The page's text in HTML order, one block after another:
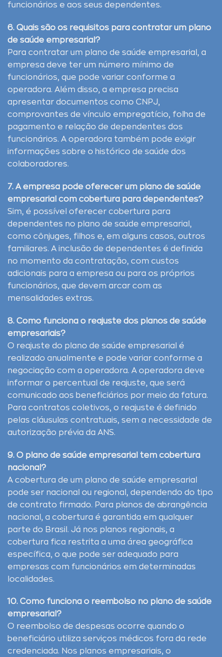
funcionários e aos seus dependentes.
6. Quais são os requisitos para contratar um plano
de saúde empresarial?
Para contratar um plano de saúde empresarial, a
empresa deve ter um número mínimo de
funcionários, que pode variar conforme a
operadora. Além disso, a empresa precisa
apresentar documentos como CNPJ,
comprovantes de vínculo empregatício, folha de
pagamento e relação de dependentes dos
funcionários. A operadora também pode exigir
informações sobre o histórico de saúde dos
colaboradores.
7. A empresa pode oferecer um plano de saúde
empresarial com cobertura para dependentes?
Sim, é possível oferecer cobertura para
dependentes no plano de saúde empresarial,
como cônjuges, filhos e, em alguns casos, outros
familiares. A inclusão de dependentes é definida
no momento da contratação, com custos
adicionais para a empresa ou para os próprios
funcionários, que devem arcar com as
mensalidades extras.
8. Como funciona o reajuste dos planos de saúde
empresariais?
O reajuste do plano de saúde empresarial é
realizado anualmente e pode variar conforme a
negociação com a operadora. A operadora deve
informar o percentual de reajuste, que será
comunicado aos beneficiários por meio da fatura.
Para contratos coletivos, o reajuste é definido
pelas cláusulas contratuais, sem a necessidade de
autorização prévia da ANS.
9. O plano de saúde empresarial tem cobertura
nacional?
A cobertura de um plano de saúde empresarial
pode ser nacional ou regional, dependendo do tipo
de contrato firmado. Para planos de abrangência
nacional, a cobertura é garantida em qualquer
parte do Brasil. Já nos planos regionais, a
cobertura fica restrita a uma área geográfica
específica, o que pode ser adequado para
empresas com funcionários em determinadas
localidades.
10. Como funciona o reembolso no plano de saúde
empresarial?
O reembolso de despesas ocorre quando o
beneficiário utiliza serviços médicos fora da rede
credenciada. Nos planos empresariais, o